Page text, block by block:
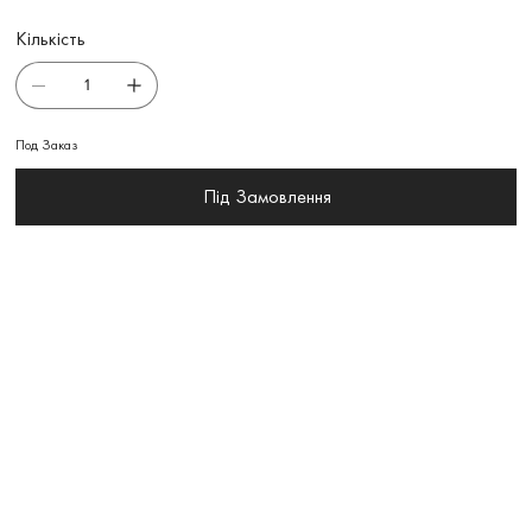
Кількість
Под Заказ
Під Замовлення